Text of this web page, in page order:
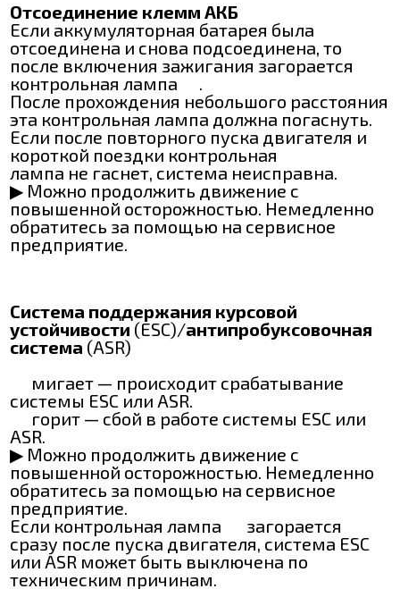
Отсоединение клемм АКБ
Если аккумуляторная батарея была
отсоединена и снова подсоединена, то
после включения зажигания загорается
контрольная лампа
.
После прохождения небольшого расстояния
эта контрольная лампа должна погаснуть.
Если после повторного пуска двигателя и
короткой поездки контрольная
лампа не гаснет, система неисправна.
▶ Можно продолжить движение с
повышенной осторожностью. Немедленно
обратитесь за помощью на сервисное
предприятие.
Система поддержания курсовой
устойчивости (ESC)/антипробуксовочная
система (ASR)
мигает — происходит срабатывание
системы ESC или ASR.
горит — сбой в работе системы ESC или
ASR.
▶ Можно продолжить движение с
повышенной осторожностью. Немедленно
обратитесь за помощью на сервисное
предприятие.
Если контрольная лампа
загорается
сразу после пуска двигателя, система ESC
или ASR может быть выключена по
техническим причинам.